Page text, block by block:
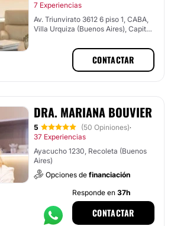
7 Experiencias
Av. Triunvirato 3612 6 piso 1, CABA,
Villa Urquiza (Buenos Aires), Capital
CONTACTAR
DRA. MARIANA BOUVIER
5 (50 Opiniones)·
37 Experiencias
Ayacucho 1230, Recoleta (Buenos
Aires)
Opciones de financiación
Responde en 37h
CONTACTAR